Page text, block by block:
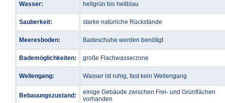
Wasser: hellgrün bis hellblau
Sauberkeit: starke natürliche Rückstände
Meeresboden: Badeschuhe werden benötigt
Bademöglichkeiten: große Flachwasserzone
Wellengang: Wasser ist ruhig, fast kein Wellengang
Bebauungszustand:
einige Gebäude zwischen Frei- und Grünflächen
vorhanden